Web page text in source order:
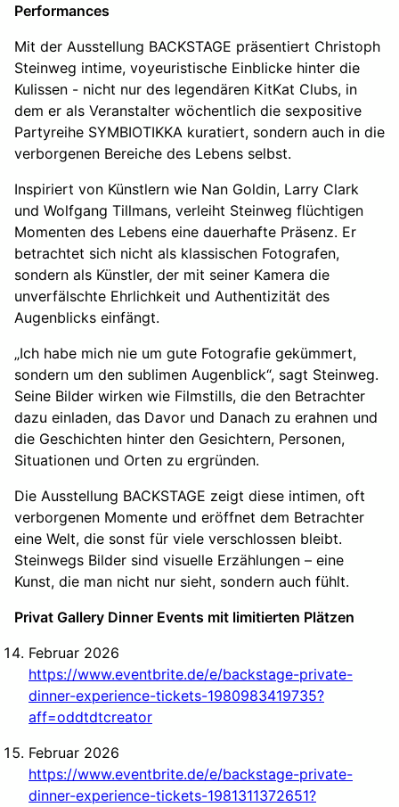
Performances
Mit der Ausstellung BACKSTAGE präsentiert Christoph
Steinweg intime, voyeuristische Einblicke hinter die
Kulissen - nicht nur des legendären KitKat Clubs, in
dem er als Veranstalter wöchentlich die sexpositive
Partyreihe SYMBIOTIKKA kuratiert, sondern auch in die
verborgenen Bereiche des Lebens selbst.
Inspiriert von Künstlern wie Nan Goldin, Larry Clark
und Wolfgang Tillmans, verleiht Steinweg flüchtigen
Momenten des Lebens eine dauerhafte Präsenz. Er
betrachtet sich nicht als klassischen Fotografen,
sondern als Künstler, der mit seiner Kamera die
unverfälschte Ehrlichkeit und Authentizität des
Augenblicks einfängt.
„Ich habe mich nie um gute Fotografie gekümmert,
sondern um den sublimen Augenblick“, sagt Steinweg.
Seine Bilder wirken wie Filmstills, die den Betrachter
dazu einladen, das Davor und Danach zu erahnen und
die Geschichten hinter den Gesichtern, Personen,
Situationen und Orten zu ergründen.
Die Ausstellung BACKSTAGE zeigt diese intimen, oft
verborgenen Momente und eröffnet dem Betrachter
eine Welt, die sonst für viele verschlossen bleibt.
Steinwegs Bilder sind visuelle Erzählungen – eine
Kunst, die man nicht nur sieht, sondern auch fühlt.
Privat Gallery Dinner Events mit limitierten Plätzen
Februar 2026
https://www.eventbrite.de/e/backstage-private-
dinner-experience-tickets-1980983419735?
aff=oddtdtcreator
Februar 2026
https://www.eventbrite.de/e/backstage-private-
dinner-experience-tickets-1981311372651?